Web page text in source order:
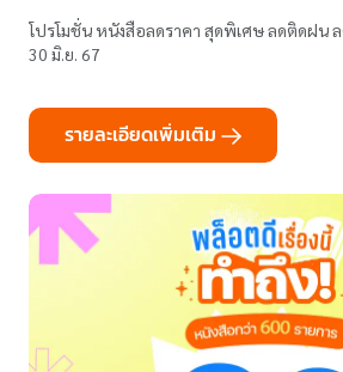
โปรโมชั่น หนังสือลดราคา สุดพิเศษ ลดติดฝน
30 มิ.ย. 67
รายละเอียดเพิ่มเติม